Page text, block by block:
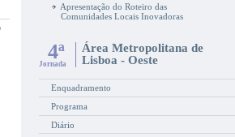
Apresentação do Roteiro das
Comunidades Locais Inovadoras
4ª
Jornada
Área Metropolitana de
Lisboa - Oeste
Enquadramento
Programa
Diário